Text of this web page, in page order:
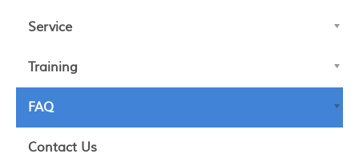
Service
Training
FAQ
Contact Us